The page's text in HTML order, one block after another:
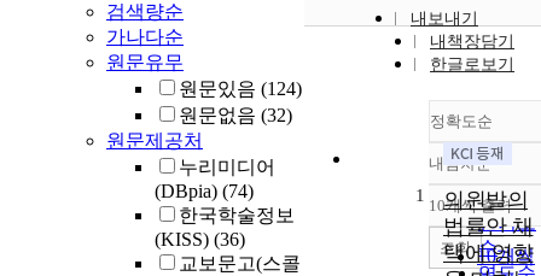
검색량순
가나다순
원문유무
원문있음 (124)
원문없음 (32)
원문제공처
누리미디어
(DBpia) (74)
한국학술정보
(KISS) (36)
교보문고(스콜
내보내기
내책장담기
한글로보기
정확도순
정확도
순
인기도
순
내림차순
내림차
10개씩 출력
10개씩
조회
1
의원발의
법률안 채
택에 영향